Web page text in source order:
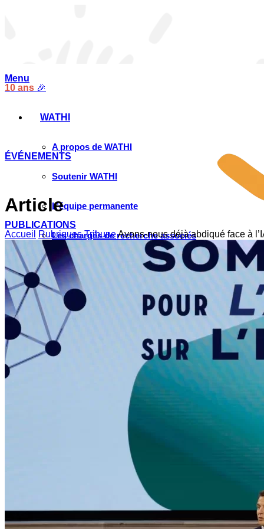
10 ans 🎉
ÉVÉNEMENTS
PUBLICATIONS
Facebook
Twitter
Menu
WATHI
A propos de WATHI
Soutenir WATHI
L’équipe permanente
Les chargés de recherche associés
WATHI se dévoile en deux films
L’association
Nos partenaires
LE DÉBAT
Débat – Entrepreneuriat en Afrique de l’Ouest
Afrique de l’Ouest – États Unis d’Amérique
Changement climatique 2022
Les relations entre l’Afrique de l’Ouest et l’Europe
Enseignement supérieur 2021
Article
Accueil Rubriques TribuneAvons-nous déjà abdiqué face à